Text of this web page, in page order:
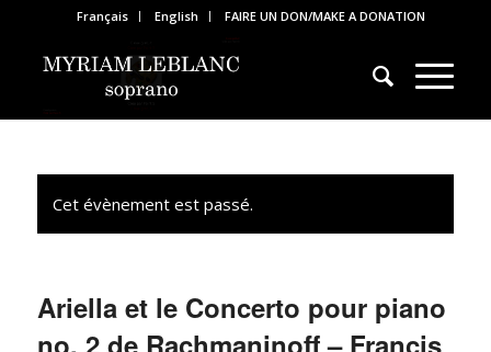
Français English FAIRE UN DON/MAKE A DONATION
Cet évènement est passé.
Ariella et le Concerto pour piano
no. 2 de Rachmaninoff – Francis